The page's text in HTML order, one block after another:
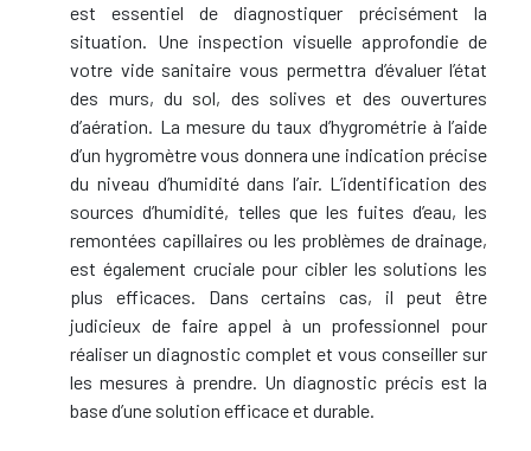
est essentiel de diagnostiquer précisément la
situation. Une inspection visuelle approfondie de
votre vide sanitaire vous permettra d’évaluer l’état
des murs, du sol, des solives et des ouvertures
d’aération. La mesure du taux d’hygrométrie à l’aide
d’un hygromètre vous donnera une indication précise
du niveau d’humidité dans l’air. L’identification des
sources d’humidité, telles que les fuites d’eau, les
remontées capillaires ou les problèmes de drainage,
est également cruciale pour cibler les solutions les
plus efficaces. Dans certains cas, il peut être
judicieux de faire appel à un professionnel pour
réaliser un diagnostic complet et vous conseiller sur
les mesures à prendre. Un diagnostic précis est la
base d’une solution efficace et durable.